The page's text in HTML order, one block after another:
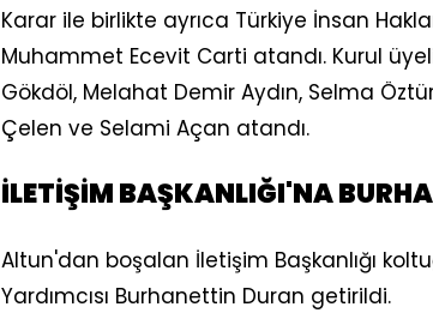
Karar ile birlikte ayrıca Türkiye İnsan
Muhammet Ecevit Carti atandı. Kurul
Gökdöl, Melahat Demir Aydın, Selma
Çelen ve Selami Açan atandı.
İLETİŞİM BAŞKANLIĞI'NA
Altun'dan boşalan İletişim Başkanlığı
Yardımcısı Burhanettin Duran getirildi.